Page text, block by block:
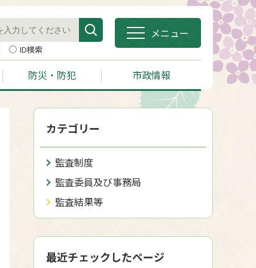
ID検索
メニュー
防災・防犯 市政情報
カテゴリー
監査制度
監査委員及び事務局
監査結果等
最近チェックしたページ